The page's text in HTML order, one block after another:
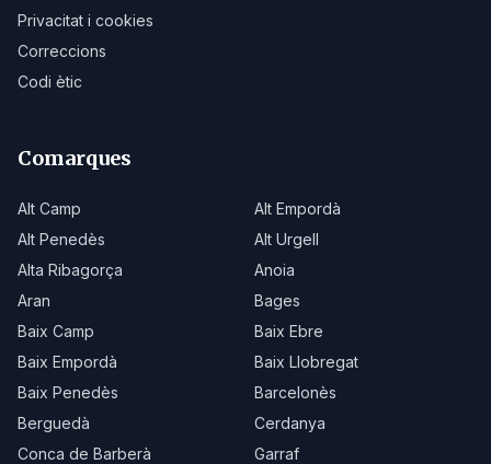
Privacitat i cookies
Correccions
Codi ètic
Comarques
Alt Camp
Alt Empordà
Alt Penedès
Alt Urgell
Alta Ribagorça
Anoia
Aran
Bages
Baix Camp
Baix Ebre
Baix Empordà
Baix Llobregat
Baix Penedès
Barcelonès
Berguedà
Cerdanya
Conca de Barberà
Garraf